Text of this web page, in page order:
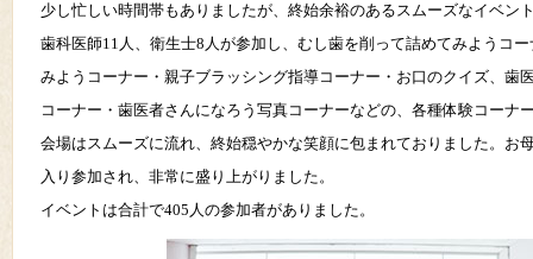
少し忙しい時間帯もありましたが、終始余裕のあるスムーズなイベン
歯科医師11人、衛生士8人が参加し、むし歯を削って詰めてみようコ
みようコーナー・親子ブラッシング指導コーナー・お口のクイズ、歯
コーナー・歯医者さんになろう写真コーナーなどの、各種体験コーナ
会場はスムーズに流れ、終始穏やかな笑顔に包まれておりました。お
入り参加され、非常に盛り上がりました。
イベントは合計で405人の参加者がありました。